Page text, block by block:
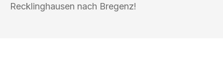
Recklinghausen nach Bregenz!